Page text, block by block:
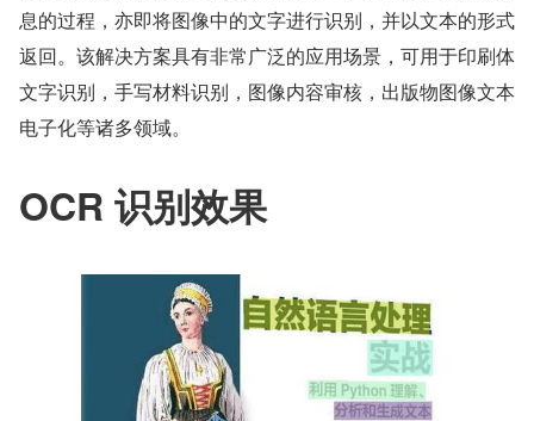
息的过程，亦即将图像中的文字进行识别，并以文本的形式
返回。该解决方案具有非常广泛的应用场景，可用于印刷体
文字识别，手写材料识别，图像内容审核，出版物图像文本
电子化等诸多领域。
OCR 识别效果